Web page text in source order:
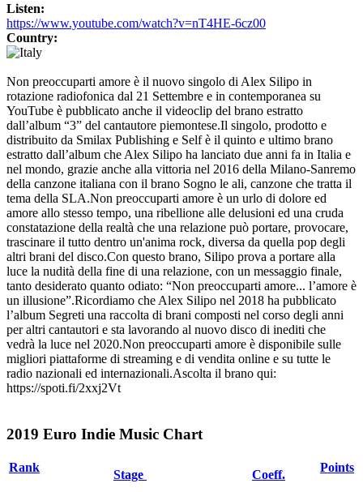
Listen:
https://www.youtube.com/watch?v=nT4HE-6cz00
Country:
Non preoccuparti amore è il nuovo singolo di Alex Silipo in
rotazione radiofonica dal 21 Settembre e in contemporanea su
YouTube è pubblicato anche il videoclip del brano estratto
dall’album “3” del cantautore piemontese.Il singolo, prodotto e
distribuito da Smilax Publishing e Self è il quinto e ultimo brano
estratto dall’album che Alex Silipo ha lanciato due anni fa in Italia e
nel mondo, grazie anche alla vittoria nel 2016 della Milano-Sanremo
della canzone italiana con il brano Sogno le ali, canzone che tratta il
tema della SLA.Non preoccuparti amore è un urlo di dolore ed
amore allo stesso tempo, una ribellione alle delusioni ed una cruda
constatazione della realtà che una relazione può portare, provocare,
trascinare il tutto dentro un'anima rock, diversa da quella pop degli
altri brani del disco.Con questo brano, Silipo prova a portare alla
luce la nudità della fine di una relazione, con un messaggio finale,
tanto desiderato quanto odiato: “Non preoccuparti amore... l’amore è
un illusione”.Ricordiamo che Alex Silipo nel 2018 ha pubblicato
l’album Segreti una raccolta di brani composti nel corso degli anni
per altri cantautori e sta lavorando al nuovo disco di inediti che
vedrà la luce nel 2020.Non preoccuparti amore è disponibile sulle
migliori piattaforme di streaming e di vendita online e su tutte le
radio nazionali ed internazionali.Ascolta il brano qui:
https://spoti.fi/2xxj2Vt
2019 Euro Indie Music Chart
Rank
Stage Coeff.
Points